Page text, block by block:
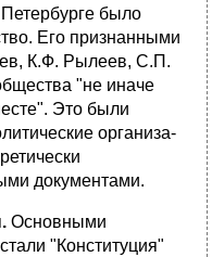
было
Его при­знанными
К.Ф. Рылеев, С.П.
"не иначе
Это были
организа­
документами.
Основными
"Конституция"